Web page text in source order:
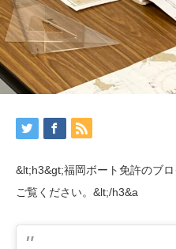
&lt;h3&gt;福岡ボート免許のブ
ご覧ください。&lt;/h3&a